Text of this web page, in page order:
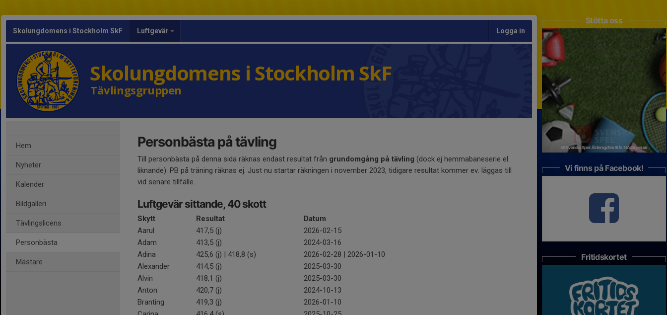
Skolungdomens i Stockholm SkF Luftgevär Logga in
Skolungdomens i Stockholm SkF
Tävlingsgruppen
Hem
Nyheter
Kalender
Bildgalleri
Tävlingslicens
Personbästa
Mästare
Personbästa på tävling
Till personbästa på denna sida räknas endast resultat från grundomgång på tävling (dock ej hemmabaneserie el.
liknande). PB på träning räknas ej. Just nu startar räkningen i november 2023, tidigare resultat kommer ev. läggas till
vid senare tillfälle.
Luftgevär sittande, 40 skott
Skytt Resultat
Datum
Aarul
417,5 (j)
2026-02-15
Adam
413,5 (j)
2024-03-16
Adina
425,6 (j) | 418,8 (s)
2026-02-28 | 2026-01-10
Alexander
414,5 (j)
2025-03-30
Alvin
418,1 (j)
2025-03-30
Anton
420,7 (j)
2024-10-13
Branting
419,3 (j)
2026-01-10
Stötta oss
Vi finns på Facebook!
Fritidskortet